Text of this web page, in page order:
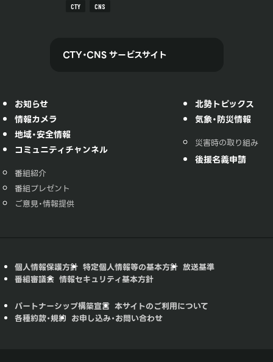
CTY CNS
CTY・CNS サービスサイト
お知らせ
情報カメラ
地域・安全情報
コミュニティチャンネル
番組紹介
番組プレゼント
ご意見・情報提供
北勢トピックス
気象・防災情報
災害時の取り組み
後援名義申請
個人情報保護方針 特定個人情報等の基本方針 放送基準
番組審議会 情報セキュリティ基本方針
パートナーシップ構築宣言 本サイトのご利用について
各種約款・規約 お申し込み・お問い合わせ